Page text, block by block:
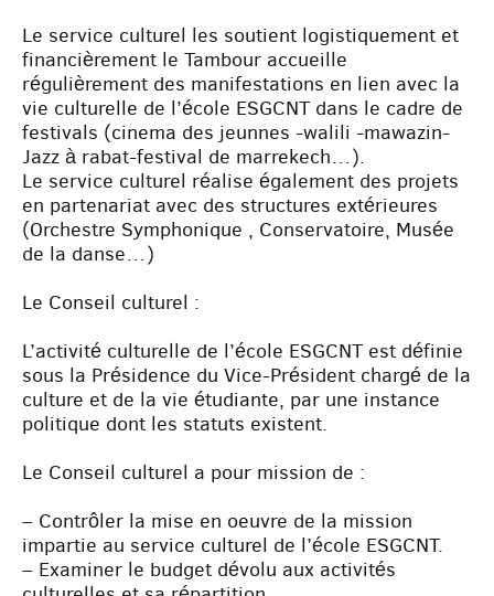
Le service culturel les soutient logistiquement et
financièrement le Tambour accueille
régulièrement des manifestations en lien avec la
vie culturelle de l’école ESGCNT dans le cadre de
festivals (cinema des jeunnes -walili -mawazin-
Jazz à rabat-festival de marrekech…).
Le service culturel réalise également des projets
en partenariat avec des structures extérieures
(Orchestre Symphonique , Conservatoire, Musée
de la danse…)
Le Conseil culturel :
L’activité culturelle de l’école ESGCNT est définie
sous la Présidence du Vice-Président chargé de la
culture et de la vie étudiante, par une instance
politique dont les statuts existent.
Le Conseil culturel a pour mission de :
– Contrôler la mise en oeuvre de la mission
impartie au service culturel de l’école ESGCNT.
– Examiner le budget dévolu aux activités